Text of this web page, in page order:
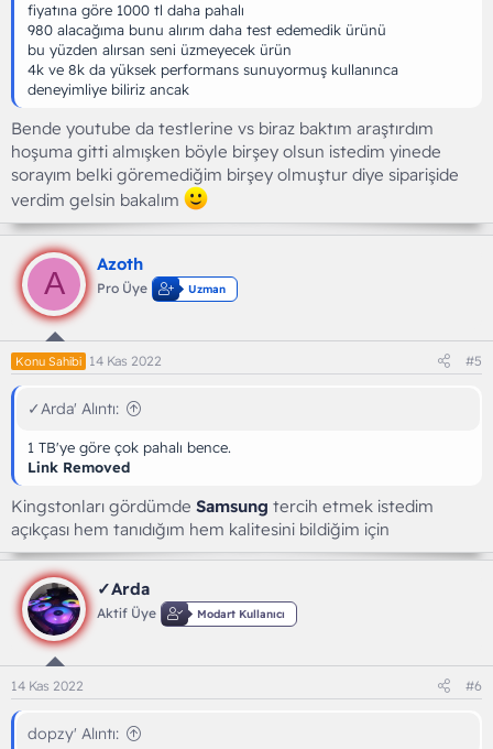
fiyatına göre 1000 tl daha pahalı
980 alacağıma bunu alırım daha test edemedik ürünü
bu yüzden alırsan seni üzmeyecek ürün
4k ve 8k da yüksek performans sunuyormuş kullanınca
deneyimliye biliriz ancak
Bende youtube da testlerine vs biraz baktım araştırdım
hoşuma gitti almışken böyle birşey olsun istedim yinede
sorayım belki göremediğim birşey olmuştur diye siparişide
verdim gelsin bakalım
A
Azoth
Pro Üye Uzman
Konu Sahibi 14 Kas 2022 #5
✓Arda' Alıntı:
1 TB'ye göre çok pahalı bence.
Link Removed
Kingstonları gördümde Samsung tercih etmek istedim
açıkçası hem tanıdığım hem kalitesini bildiğim için
✓Arda
Aktif Üye Modart Kullanıcı
14 Kas 2022 #6
dopzy' Alıntı: